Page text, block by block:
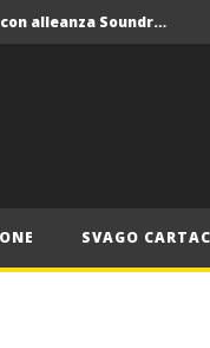
Crolla il monopolio Siae con alleanza Soundreef – LEA
Crolla il monopolio Siae con alleanza Soundreef – LEA
SVAGO